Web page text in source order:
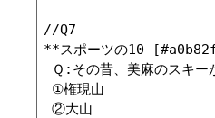
//Q7
**スポーツの10
Ｑ:その昔、美麻のスキー
①権現山
②大山